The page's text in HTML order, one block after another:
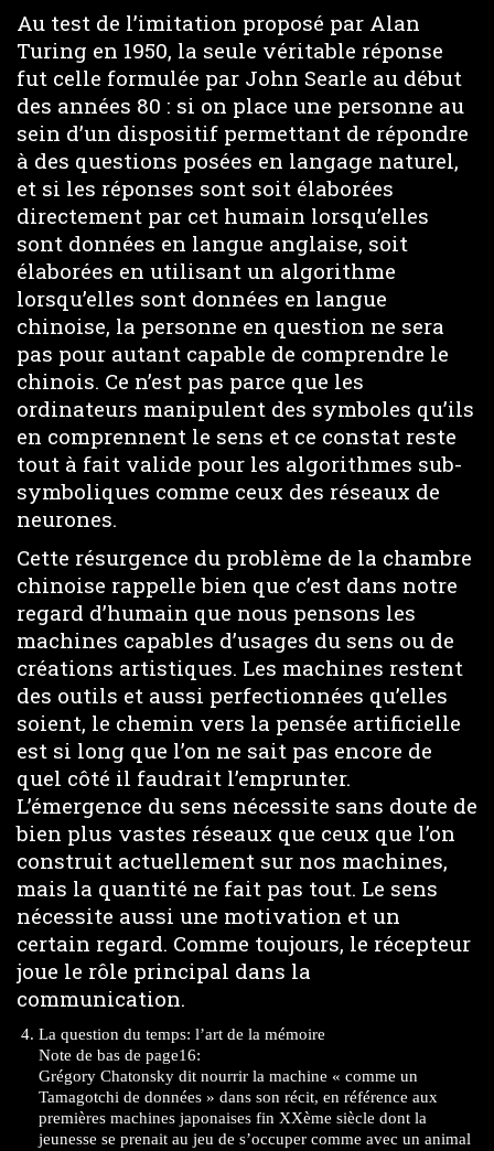
Au test de l’imitation proposé par Alan
Turing en 1950, la seule véritable réponse
fut celle formulée par John Searle au début
des années 80 : si on place une personne au
sein d’un dispositif permettant de répondre
à des questions posées en langage naturel,
et si les réponses sont soit élaborées
directement par cet humain lorsqu’elles
sont données en langue anglaise, soit
élaborées en utilisant un algorithme
lorsqu’elles sont données en langue
chinoise, la personne en question ne sera
pas pour autant capable de comprendre le
chinois. Ce n’est pas parce que les
ordinateurs manipulent des symboles qu’ils
en comprennent le sens et ce constat reste
tout à fait valide pour les algorithmes sub-
symboliques comme ceux des réseaux de
neurones.
Cette résurgence du problème de la chambre
chinoise rappelle bien que c’est dans notre
regard d’humain que nous pensons les
machines capables d’usages du sens ou de
créations artistiques. Les machines restent
des outils et aussi perfectionnées qu’elles
soient, le chemin vers la pensée artificielle
est si long que l’on ne sait pas encore de
quel côté il faudrait l’emprunter.
L’émergence du sens nécessite sans doute de
bien plus vastes réseaux que ceux que l’on
construit actuellement sur nos machines,
mais la quantité ne fait pas tout. Le sens
nécessite aussi une motivation et un
certain regard. Comme toujours, le récepteur
joue le rôle principal dans la
communication.
La question du temps: l’art de la mémoire
Note de bas de page16:
Grégory Chatonsky dit nourrir la machine « comme un
Tamagotchi de données » dans son récit, en référence aux
premières machines japonaises fin XXème siècle dont la
jeunesse se prenait au jeu de s’occuper comme avec un animal